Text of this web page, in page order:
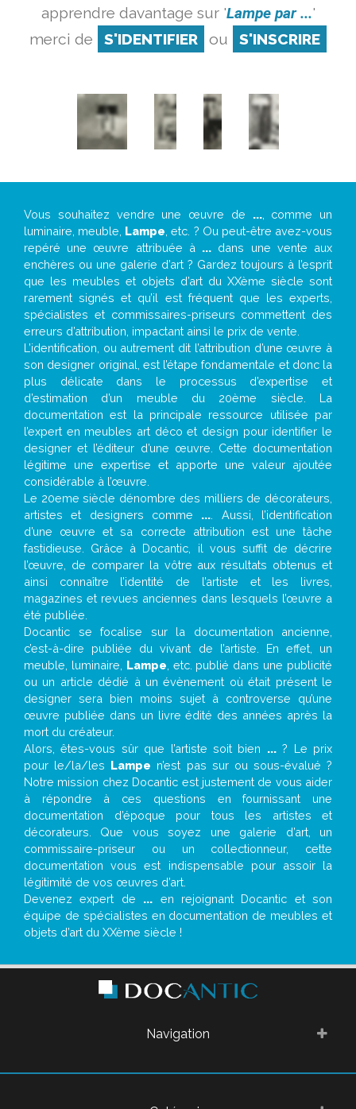
apprendre davantage sur 'Lampe par ...'
merci de
S'IDENTIFIER ou S'INSCRIRE
Vous souhaitez vendre une œuvre de ..., comme un
luminaire, meuble, Lampe , etc. ? Ou peut-être avez-vous
repéré une œuvre attribuée à ... dans une vente aux
enchères ou une galerie d’art ? Gardez toujours à l’esprit
que les meubles et objets d’art du XXème siècle sont
rarement signés et qu’il est fréquent que les experts,
spécialistes et commissaires-priseurs commettent des
erreurs d’attribution, impactant ainsi le prix de vente.
L’identification, ou autrement dit l’attribution d’une œuvre à
son designer original, est l’étape fondamentale et donc la
plus délicate dans le processus d’expertise et
d’estimation d’un meuble du 20ème siècle. La
documentation est la principale ressource utilisée par
l’expert en meubles art déco et design pour identifier le
designer et l’éditeur d’une œuvre. Cette documentation
légitime une expertise et apporte une valeur ajoutée
considérable à l’œuvre.
Le 20eme siècle dénombre des milliers de décorateurs,
artistes et designers comme ... . Aussi, l’identification
d’une œuvre et sa correcte attribution est une tâche
fastidieuse. Grâce à Docantic, il vous suffit de décrire
l’œuvre, de comparer la vôtre aux résultats obtenus et
ainsi connaître l’identité de l’artiste et les livres,
magazines et revues anciennes dans lesquels l’œuvre a
été publiée.
Docantic se focalise sur la documentation ancienne,
c’est-à-dire publiée du vivant de l’artiste. En effet, un
meuble, luminaire, Lampe , etc. publié dans une publicité
ou un article dédié à un évènement où était présent le
designer sera bien moins sujet à controverse qu’une
œuvre publiée dans un livre édité des années après la
mort du créateur.
Alors, êtes-vous sûr que l’artiste soit bien ...? Le prix
pour le/la/les Lampe n’est pas sur ou sous-évalué ?
Notre mission chez Docantic est justement de vous aider
à répondre à ces questions en fournissant une
documentation d’époque pour tous les artistes et
décorateurs. Que vous soyez une galerie d’art, un
commissaire-priseur ou un collectionneur, cette
documentation vous est indispensable pour assoir la
légitimité de vos œuvres d’art.
Devenez expert de ... en rejoignant Docantic et son
équipe de spécialistes en documentation de meubles et
objets d’art du XXème siècle !
Navigation